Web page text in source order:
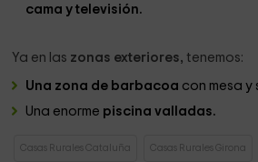
cama y televisión.
Ya en las zonas exteriores, tenemos:
Una zona de barbacoa con mesa y
Una enorme piscina valladas.
Casas Rurales Cataluña Casas Rurales Girona